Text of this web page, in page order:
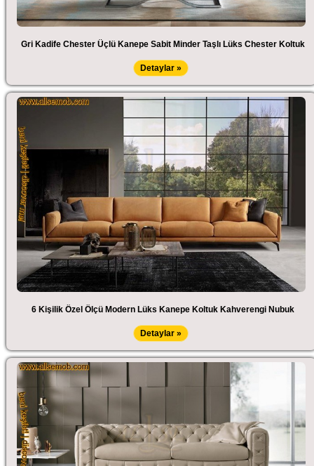
Gri Kadife Chester Üçlü Kanepe Sabit Minder Taşlı Lüks Chester Koltuk
Detaylar »
6 Kişilik Özel Ölçü Modern Lüks Kanepe Koltuk Kahverengi Nubuk
Detaylar »